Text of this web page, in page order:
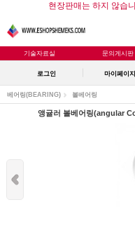
현장판매는 하지 않습
기술자료실 문의게시판
로그인 마이페이지
베어링(BEARING) 볼베어링
앵귤러 볼베어링(angular